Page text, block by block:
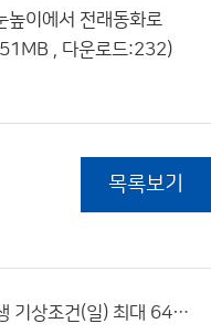
이에서 전래동화로
, 다운로드:232)
목록보기
21세기 말 고농도 오존 발생 기상조건(일) 최대 64% 증가